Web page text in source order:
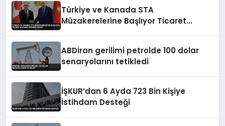
Türkiye ve Kanada STA
Müzakerelerine Başlıyor Ticaret
ABDİran gerilimi petrolde 100 dolar
senaryolarını tetikledi
İŞKUR’dan 6 Ayda 723 Bin Kişiye
İstihdam Desteği